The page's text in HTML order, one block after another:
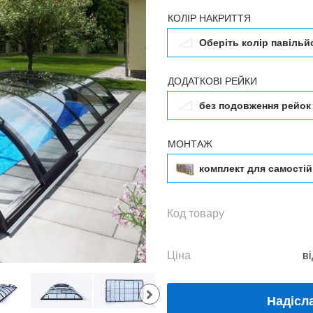
КОЛІР НАКРИТТЯ
Оберіть колір
ДОДАТКОВІ РЕЙКИ
без подовження рейок
МОНТАЖ
комплект для
Ціна
Код товару